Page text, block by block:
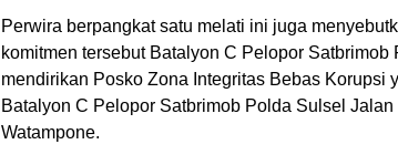
Perwira berpangkat satu melati ini juga
komitmen tersebut Batalyon C Pelopor Satbrimob
mendirikan Posko Zona Integritas Bebas Korupsi
Batalyon C Pelopor Satbrimob Polda Sulsel
Watampone.